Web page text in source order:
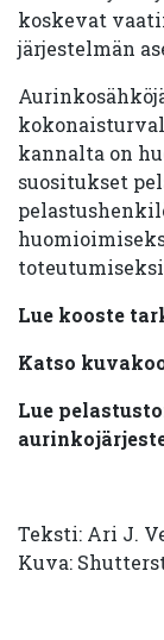
koskevat
järjestelmän
kannalta on
suositukset
Lue kooste
Katso
Lue
Teksti: Ari J.
Kuva: